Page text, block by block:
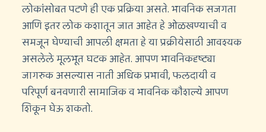
लोकांसोबत पटणे ही एक प्रक्रिया असते. भावनिक सजगता
आणि इतर लोक कशातून जात आहेत हे ओळखण्याची व
समजून घेण्याची आपली क्षमता हे या प्रक्रीयेसाठी आवश्यक
असलेले मूलभूत घटक आहेत. आपण भावनिकदृष्ट्या
जागरुक असल्यास नाती अधिक प्रभावी, फलदायी व
परिपूर्ण बनवणारी सामाजिक व भावनिक कौशल्ये आपण
शिकून घेऊ शकतो.